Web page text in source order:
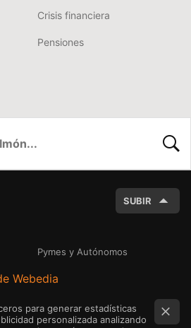
Crisis financiera
Pensiones
SUBIR
Pymes y Autónomos
Webedia
para generar estadísticas
personalizada analizando